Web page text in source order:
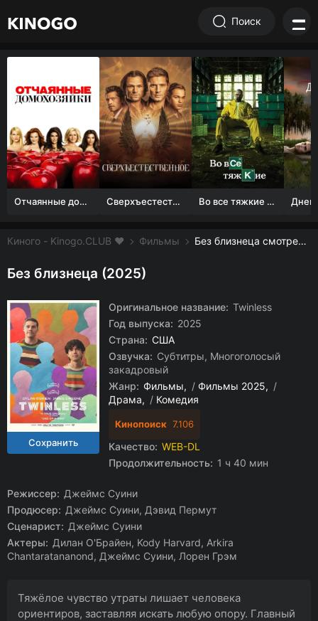
Поиск
Отчаянные домохозяйки (1 сезон) Сверхъестественное Во все тяжкие 1-5 сезон
Киного - Kinogo.CLUB ❤️ Фильмы Без близнеца смотреть онлайн бесплатно
Без близнеца (2025)
Оригинальное название: Twinless
Год выпуска: 2025
Страна: США
Озвучка: Субтитры, Многоголосый
закадровый
Жанр: Фильмы / Фильмы 2025
/
Драма
/ Комедия
Кинопоиск 7.106
Качество: WEB-DL
Продолжительность: 1 ч 40 мин
Режиссер: Джеймс Суини
Продюсер: Джеймс Суини, Дэвид Пермут
Сценарист: Джеймс Суини
Актеры: Дилан О'Брайен, Kody Harvard, Arkira
Chantaratananond, Джеймс Суини, Лорен Грэм
Тяжёлое чувство утраты лишает человека
ориентиров, заставляя искать любую опору. Главный